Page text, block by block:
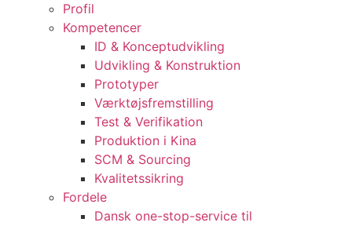
Profil
Kompetencer
ID & Konceptudvikling
Udvikling & Konstruktion
Prototyper
Værktøjsfremstilling
Test & Verifikation
Produktion i Kina
SCM & Sourcing
Kvalitetssikring
Fordele
Dansk one-stop-service til